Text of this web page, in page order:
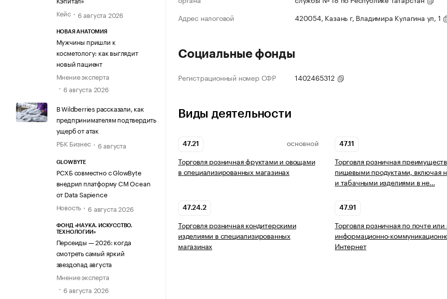
Кейс
6 августа 2026
НОВАЯ АНАТОМИЯ
Мужчины пришли к
косметологу: как выглядит
новый пациент
Мнение эксперта
6 августа 2026
В Wildberries рассказали, как
предпринимателям подтвердить
ущерб от атак
РБК Бизнес
6 августа
GLOWBYTE
РСХБ совместно с GlowByte
внедрил платформу CM Ocean
от Data Sapience
Новость
6 августа 2026
ФОНД «НАУКА. ИСКУССТВО.
ТЕХНОЛОГИИ»
Персеиды — 2026: когда
смотреть самый яркий
звездопад августа
Мнение эксперта
6 августа 2026
Адрес налоговой
420054, Казань г, Владимира Кулагина ул, 1
Социальные фонды
Регистрационный номер СФР 1402465312
Виды деятельности
47.21 ОСНОВНОЙ
Торговля розничная фруктами и овощами
в специализированных магазинах
47.11
Торговля розничная
пищевыми продуктами, включая
и табачными изделиями в не…
47.24.2
Торговля розничная кондитерскими
изделиями в специализированных
магазинах
47.91
Торговля розничная по почте или
информационно-
Интернет